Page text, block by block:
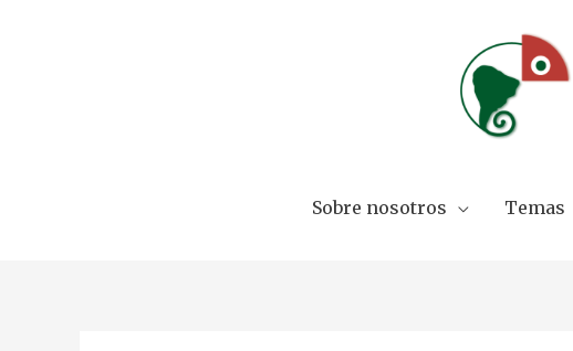
Sobre nosotros Temas